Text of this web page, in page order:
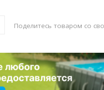
Поделитесь товаром со